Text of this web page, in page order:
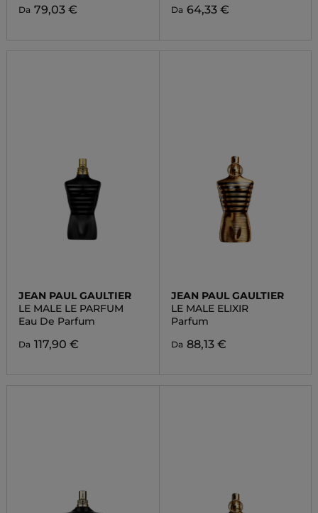
Da 79,03 € Da 64,33 €
JEAN PAUL GAULTIER
LE MALE LE PARFUM
Eau De Parfum
Da 117,90 €
JEAN PAUL GAULTIER
LE MALE ELIXIR
Parfum
Da 88,13 €